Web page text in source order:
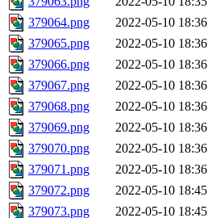
379064.png
2022-05-10 18:36
379065.png
2022-05-10 18:36
379066.png
2022-05-10 18:36
379067.png
2022-05-10 18:36
379068.png
2022-05-10 18:36
379069.png
2022-05-10 18:36
379070.png
2022-05-10 18:36
379071.png
2022-05-10 18:36
379072.png
2022-05-10 18:45
379073.png
2022-05-10 18:45